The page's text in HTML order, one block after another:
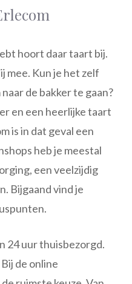
hoort daar taart bij.
mee. Kun je het zelf
de bakker te gaan?
en een heerlijke taart
is in dat geval een
heb je meestal
een veelzijdig
Bijgaand vind je
24 uur thuisbezorgd.
de online